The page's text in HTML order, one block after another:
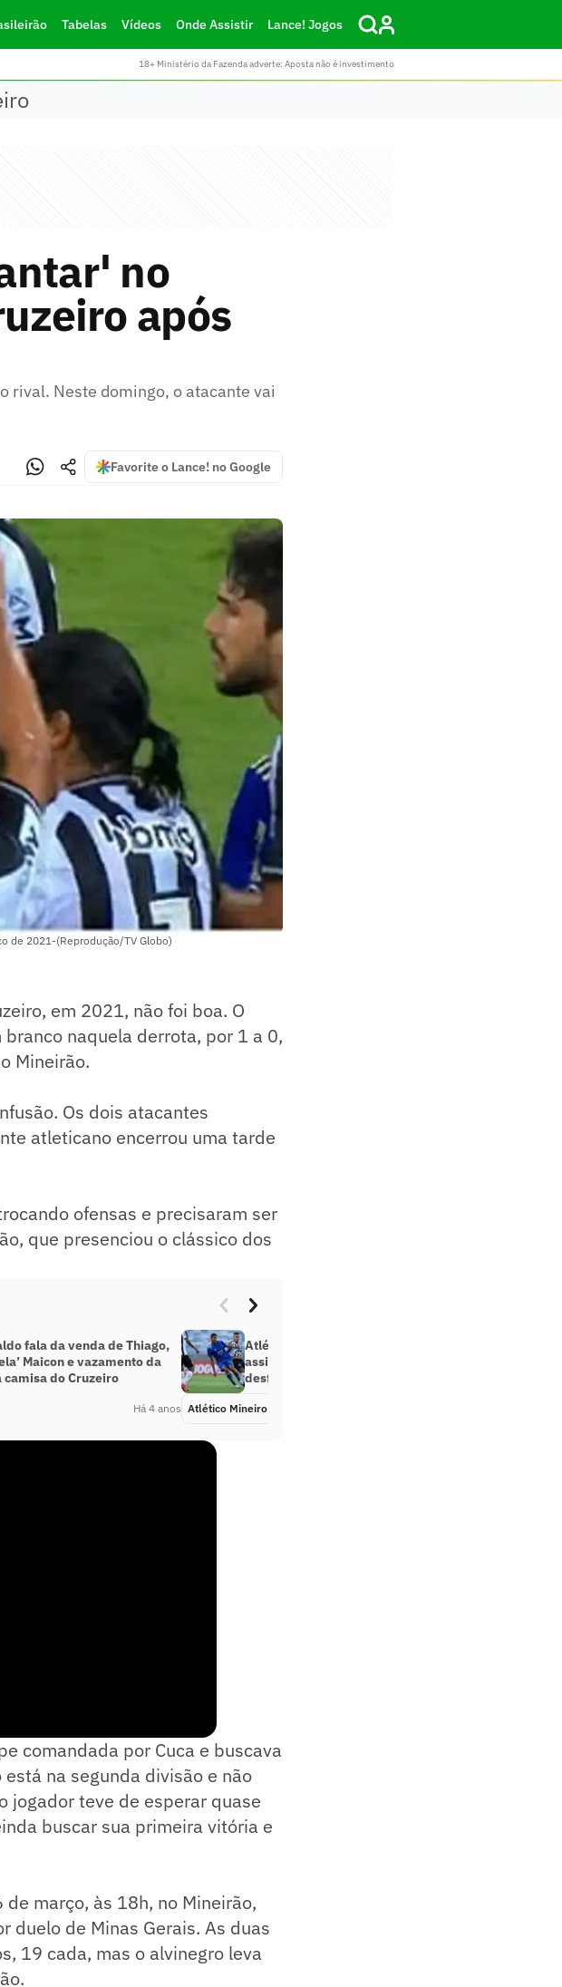
Tabelas Vídeos Onde Assistir Lance! Jogos
18+ Ministério da Fazenda adverte: Aposta não é investimento
no
após
rival. Neste domingo, o atacante vai
Favorite o Lance! no Google
de 2021-(Reprodução/TV Globo)
em 2021, não foi boa. O
naquela derrota, por 1 a 0,
Mineirão.
Os dois atacantes
atleticano encerrou uma tarde
ofensas e precisaram ser
que presenciou o clássico dos
fala da venda de Thiago,
Maicon e vazamento da
camisa do Cruzeiro
Há 4 anos
Atlético-MG x Cruzeiro. Onde
assistir, prováveis times e
desfalques
Atlético Mineiro
comandada por Cuca e buscava
na segunda divisão e não
jogador teve de esperar quase
buscar sua primeira vitória e
março, às 18h, no Mineirão,
duelo de Minas Gerais. As duas
19 cada, mas o alvinegro leva